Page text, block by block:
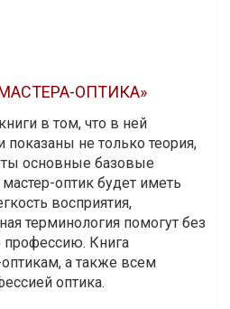
ОПТИКА»
в том, что в ней
показаны не только теория,
основные базовые
оптик будет иметь
восприятия,
терминология помогут без
профессию. Книга
а также всем
оптика.